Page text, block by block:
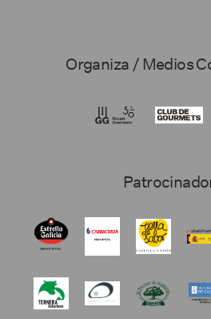
Organiza / Medios